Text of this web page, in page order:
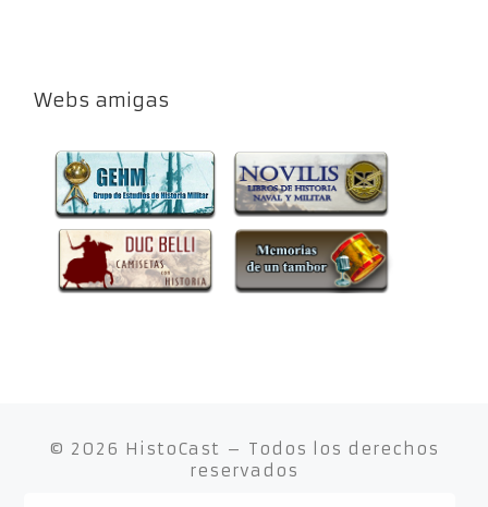
Webs amigas
© 2026 HistoCast – Todos los derechos
reservados